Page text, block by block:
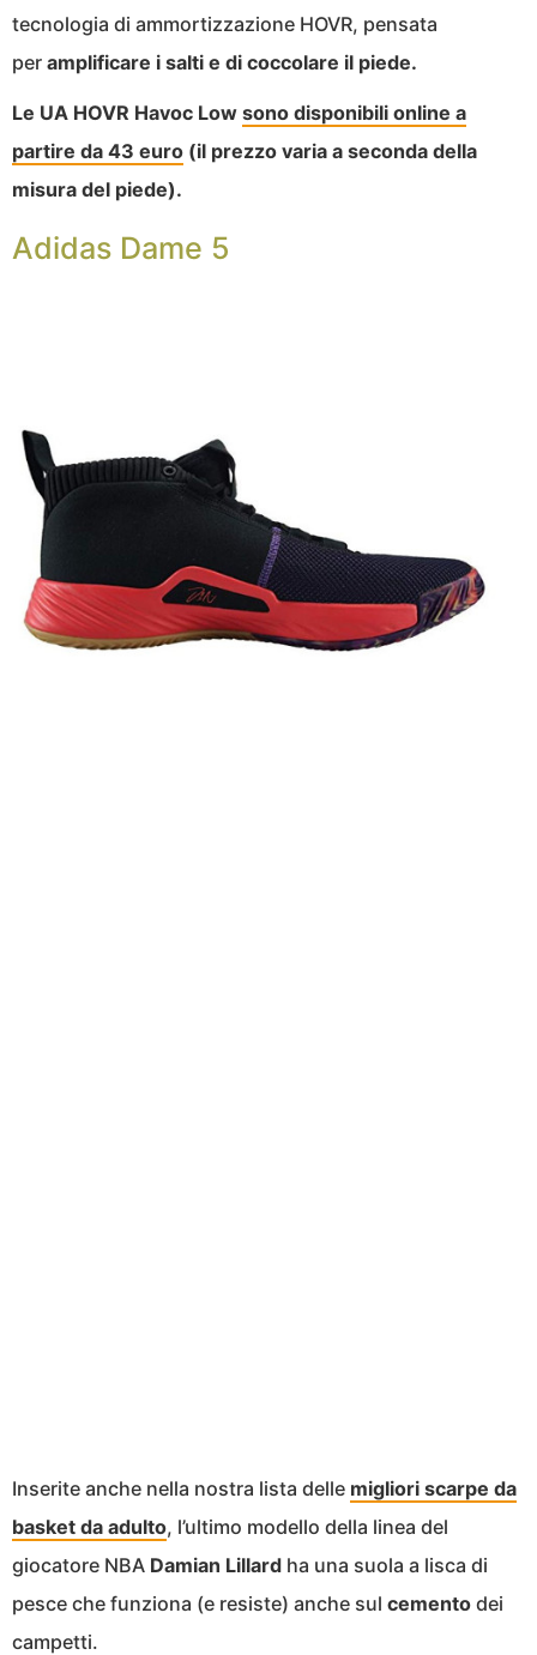
tecnologia di ammortizzazione HOVR, pensata
per amplificare i salti e di coccolare il piede.
Le UA HOVR Havoc Low sono disponibili online a
partire da 43 euro (il prezzo varia a seconda della
misura del piede).
Adidas Dame 5
Inserite anche nella nostra lista delle migliori scarpe da
basket da adulto, l’ultimo modello della linea del
giocatore NBA Damian Lillard ha una suola a lisca di
pesce che funziona (e resiste) anche sul cemento dei
campetti.